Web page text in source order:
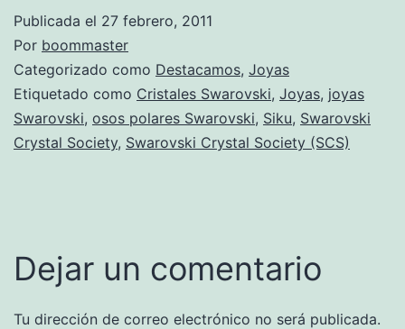
Publicada el 27 febrero, 2011
Por boommaster
Categorizado como Destacamos, Joyas
Etiquetado como Cristales Swarovski, Joyas, joyas
Swarovski, osos polares Swarovski, Siku, Swarovski
Crystal Society, Swarovski Crystal Society (SCS)
Dejar un comentario
Tu dirección de correo electrónico no será publicada.